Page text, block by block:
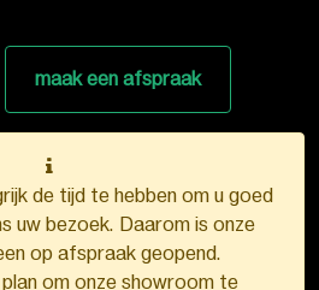
maak een afspraak
de tijd te hebben om u goed
uw bezoek. Daarom is onze
op afspraak geopend.
om onze showroom te